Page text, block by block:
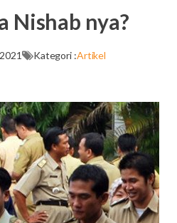
Nishab nya?
Kategori :Artikel